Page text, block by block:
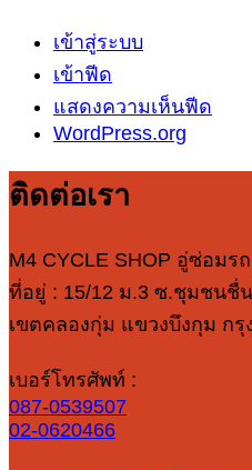
เข้าสู่ระบบ
เข้าฟีด
แสดงความเห็นฟีด
WordPress.org
ติดต่อเรา
M4 CYCLE SHOP อู่ซ่อมร
ที่อยู่ : 15/12 ม.3 ซ.ชุมชนชื่
เขตคลองกุ่ม แขวงบึงกุม กรุ
เบอร์โทรศัพท์ :
087-0539507
02-0620466